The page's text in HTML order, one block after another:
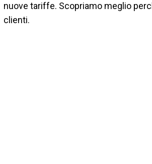
nuove tariffe. Scopriamo meglio
clienti.